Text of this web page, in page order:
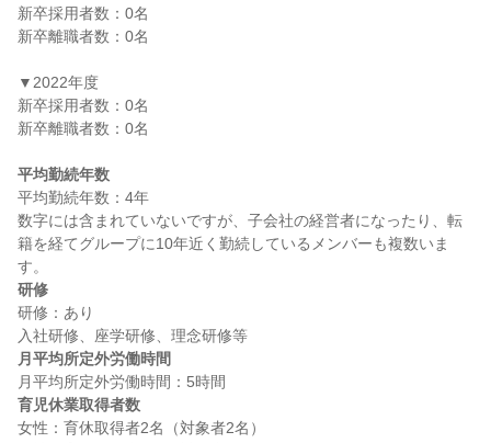
新卒採用者数：0名
新卒離職者数：0名
▼2022年度
新卒採用者数：0名
新卒離職者数：0名
平均勤続年数
平均勤続年数：4年
数字には含まれていないですが、子会社の経営者になったり、転
籍を経てグループに10年近く勤続しているメンバーも複数いま
研修
研修：あり
月平均所定外労働時間
育児休業取得者数
女性：育休取得者2名（対象者2名）